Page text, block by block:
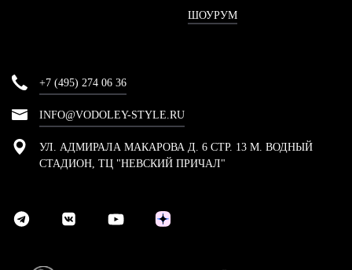
ШОУРУМ
+7 (495) 274 06 36
INFO@VODOLEY-STYLE.RU
УЛ. АДМИРАЛА МАКАРОВА Д. 6 СТР. 13 М. ВОДНЫЙ
СТАДИОН, ТЦ "НЕВСКИЙ ПРИЧАЛ"